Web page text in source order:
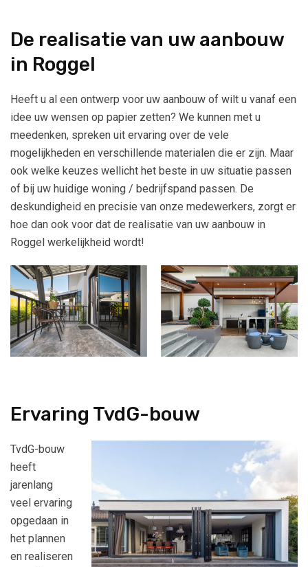
De realisatie van uw aanbouw
in Roggel
Heeft u al een ontwerp voor uw aanbouw of wilt u vanaf een
idee uw wensen op papier zetten? We kunnen met u
meedenken, spreken uit ervaring over de vele
mogelijkheden en verschillende materialen die er zijn. Maar
ook welke keuzes wellicht het beste in uw situatie passen
of bij uw huidige woning / bedrijfspand passen. De
deskundigheid en precisie van onze medewerkers, zorgt er
hoe dan ook voor dat de realisatie van uw aanbouw in
Roggel werkelijkheid wordt!
Ervaring TvdG-bouw
TvdG-bouw
heeft
jarenlang
veel ervaring
opgedaan in
het plannen
en realiseren